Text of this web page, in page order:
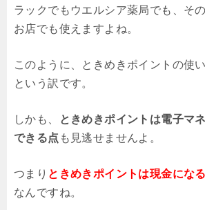
ラックでもウエルシア薬局でも、そ
お店でも使えますよね。
このように、ときめきポイントの使
という訳です。
しかも、
ときめきポイントは電子マ
できる点 も見逃せませんよ。
つまり ときめきポイントは現金にな
なんですね。